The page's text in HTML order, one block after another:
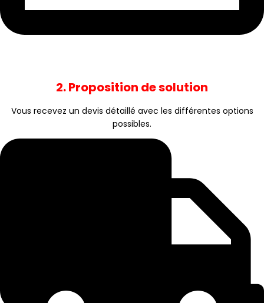
2. Proposition de solution
Vous recevez un devis détaillé avec les différentes options
possibles.